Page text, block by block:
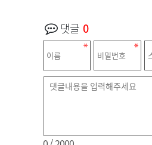
댓글 0